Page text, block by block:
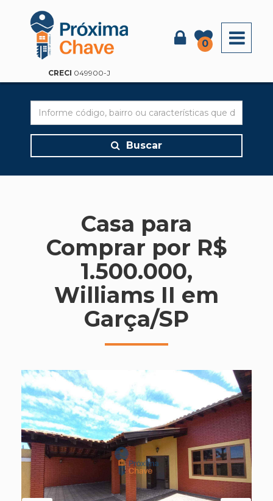
CRECI 049900-J
0
Buscar
Casa para
Comprar por R$
1.500.000,
Williams II em
Garça/SP